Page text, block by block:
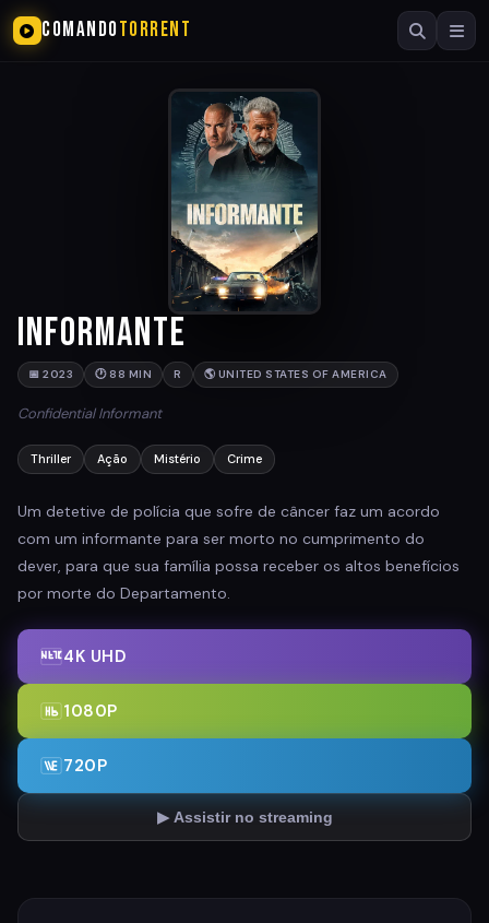
COMANDOTORRENT
Informante
📅 2023 🕐 88 MIN R 🌎 UNITED STATES OF AMERICA
Confidential Informant
Thriller Ação Mistério Crime
Um detetive de polícia que sofre de câncer faz um acordo
com um informante para ser morto no cumprimento do
dever, para que sua família possa receber os altos ​​benefícios
por morte do Departamento.
4K UHD
1080P
720P
▶ Assistir no streaming